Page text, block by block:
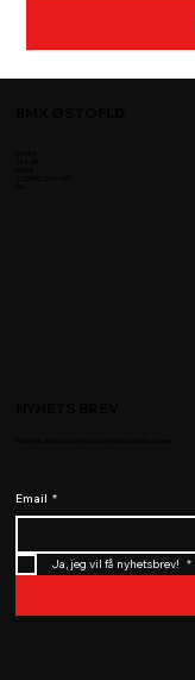
Email *
Ja, jeg vil få nyhetsbrev! *